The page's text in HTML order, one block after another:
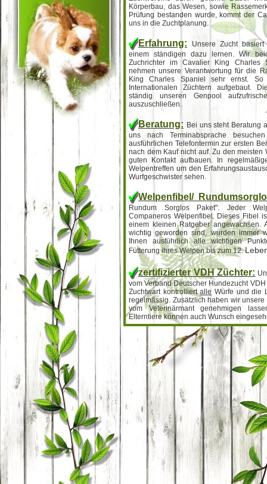
Körperbau, das Wesen, sowie
Prüfung bestanden wurde, kommt der
uns in die Zuchtplanung.
Erfahrung:
Unsere Zucht
einem ständigen dazu lernen. Wir
Zuchrichter im Cavalier King Charles
nehmen unsere Verantwortung für die
King Charles Spaniel sehr ernst.
Internationalen Züchtern aufgebaut.
ständig unseren Genpool
auszuschließen.
Beratung: Bei uns steht Beratung
uns nach Terminabsprache
ausführlichen Telefontermin zur ersten
nach dem Kauf nicht auf. Zu den
guten Kontakt aufbauen. In
Welpentreffen um den
Wurfgeschwister sehen.
Welpenfibel/
Rundum Sorglos Paket". Jeder
Companeros Welpenfibel. Dieses Fibel
einem kleinen Ratgeber
wichtig geworden sind, wurden immer
Ihnen ausführlich alle wichtigen
Fütterung ihres Welpen bis zum 12.
zertifizierter VDH Züchter:
vom Verband Deutscher Hundezucht
Zuchtwart kontrolliertalle Würfe und die
regelmässig. Zusätzlich haben wir
vom Veterinärmant genehmigen
Elterntiere können auch Wunsch